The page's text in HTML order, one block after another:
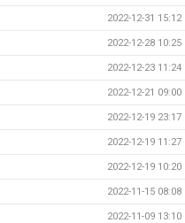
2022-12-31 15:12
2022-12-28 10:25
2022-12-23 11:24
2022-12-21 09:00
2022-12-19 23:17
2022-12-19 11:27
2022-12-19 10:20
2022-11-15 08:08
2022-11-09 13:10